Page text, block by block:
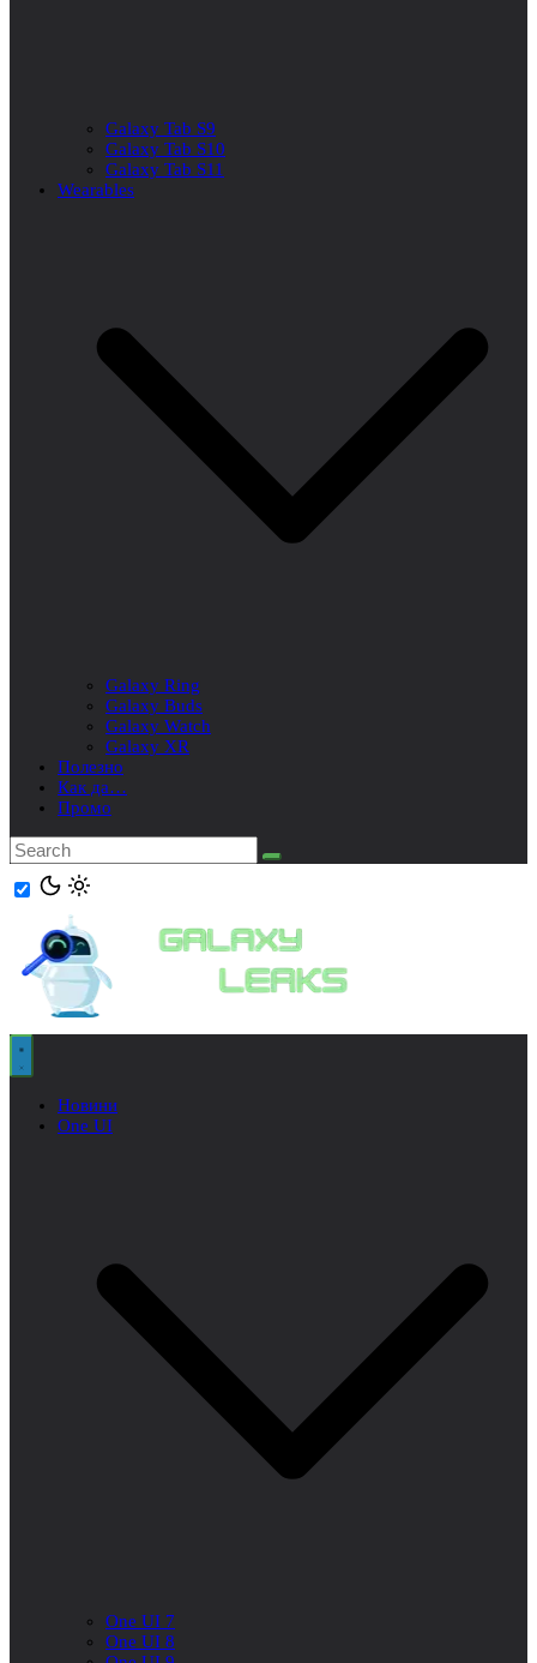
Galaxy Tab S9
Galaxy Tab S10
Galaxy Tab S11
Wearables
Galaxy Ring
Galaxy Buds
Galaxy Watch
Galaxy XR
Полезно
Как да…
Промо
Новини
One UI
One UI 7
One UI 8